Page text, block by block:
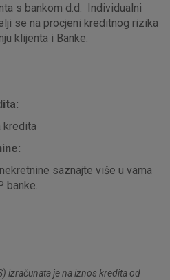
s bankom d.d. Individualni
se na procjeni kreditnog rizika
klijenta i Banke.
kredita
saznajte više u vama
banke.
izračunata je na iznos kredita od